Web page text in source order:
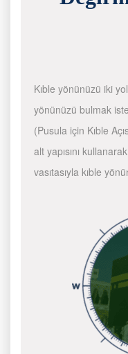
Kıble yönünüzü iki
yönünüzü bulmak
(Pusula için Kıble
alt yapısını
vasıtasıyla kıble